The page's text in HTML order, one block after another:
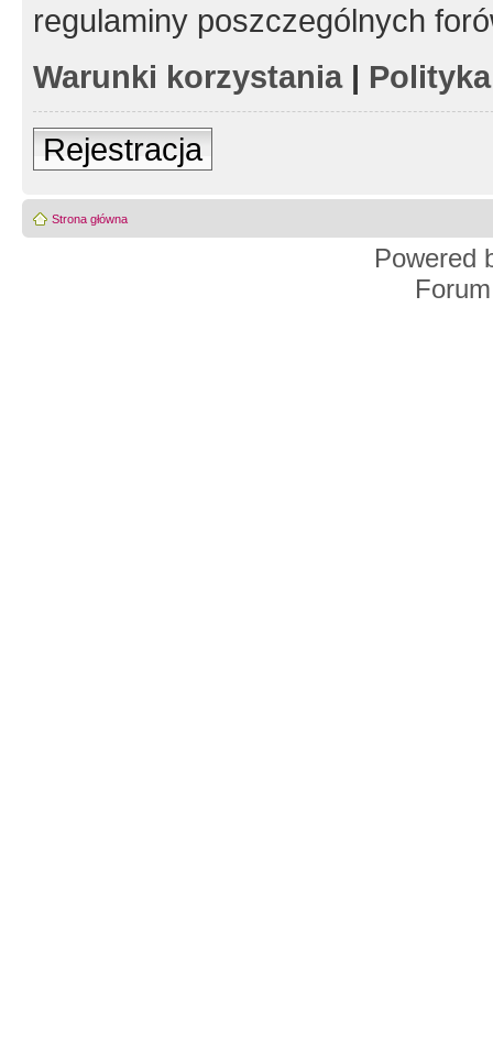
regulaminy poszczególnych
Warunki korzystania|
Rejestracja
Strona główna
Powered